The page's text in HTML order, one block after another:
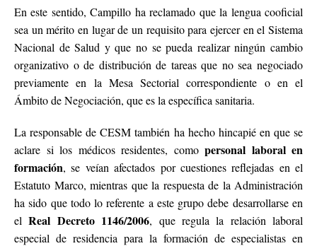
En este sentido, Campillo ha reclamado que la lengua cooficial
sea un mérito en lugar de un requisito para ejercer en el Sistema
Nacional de Salud y que no se pueda realizar ningún cambio
organizativo o de distribución de tareas que no sea negociado
previamente en la Mesa Sectorial correspondiente o en el
Ámbito de Negociación, que es la específica sanitaria.
La responsable de CESM también ha hecho hincapié en que se
aclare si los médicos residentes, como personal laboral en
formación, se veían afectados por cuestiones reflejadas en el
Estatuto Marco, mientras que la respuesta de la Administración
ha sido que todo lo referente a este grupo debe desarrollarse en
elReal Decreto 1146/2006, que regula la relación laboral
especial de residencia para la formación de especialistas en